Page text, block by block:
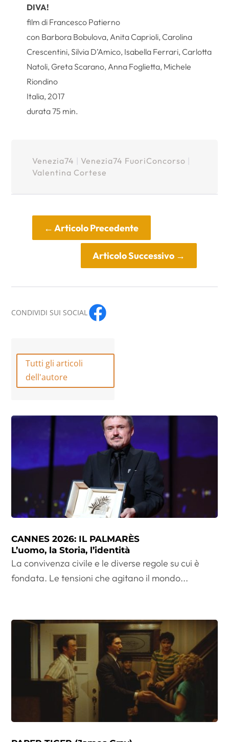
DIVA!
film di Francesco Patierno
con Barbora Bobulova, Anita Caprioli, Carolina
Crescentini, Silvia D’Amico, Isabella Ferrari, Carlotta
Natoli, Greta Scarano, Anna Foglietta, Michele
Riondino
Italia, 2017
durata 75 min.
Venezia74 | Venezia74 FuoriConcorso |
Valentina Cortese
←Articolo Precedente
Articolo Successivo→
CONDIVIDI SUI SOCIAL
Tutti gli articoli
dell'autore
CANNES 2026: IL PALMARÈS
L’uomo, la Storia, l’identità
La convivenza civile e le diverse regole su cui è
fondata. Le tensioni che agitano il mondo...